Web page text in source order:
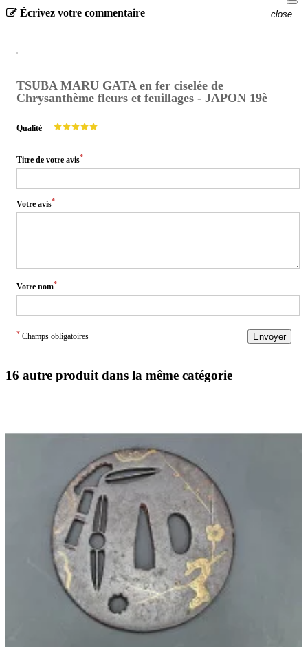
Écrivez votre commentaire close
TSUBA MARU GATA en fer ciselée de
Chrysanthème fleurs et feuillages - JAPON 19è
Qualité
Titre de votre avis*
Votre avis*
Votre nom*
* Champs obligatoires Envoyer
16 autre produit dans la même catégorie